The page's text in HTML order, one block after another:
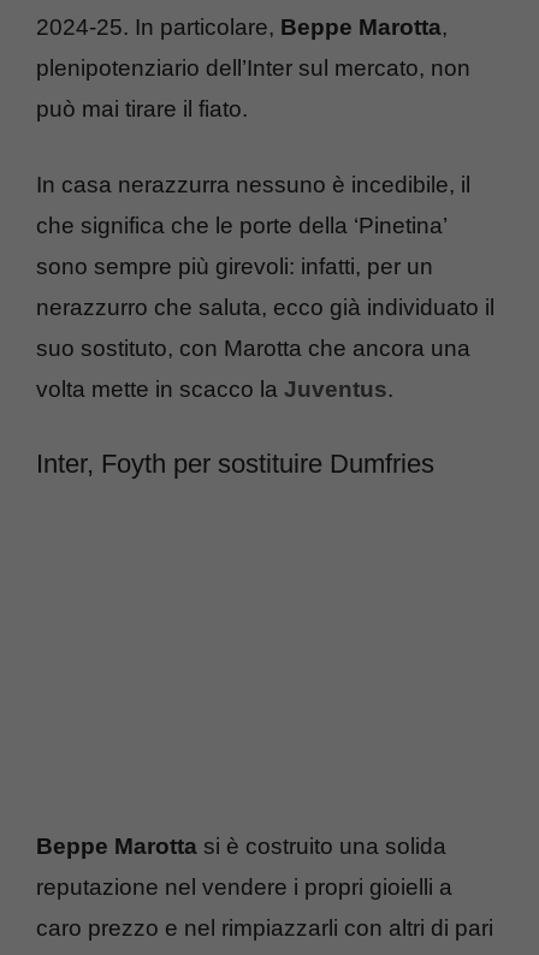
2024-25. In particolare, Beppe Marotta,
plenipotenziario dell’Inter sul mercato, non
può mai tirare il fiato.
In casa nerazzurra nessuno è incedibile, il
che significa che le porte della ‘Pinetina’
sono sempre più girevoli: infatti, per un
nerazzurro che saluta, ecco già individuato il
suo sostituto, con Marotta che ancora una
volta mette in scacco la Juventus.
Inter, Foyth per sostituire Dumfries
Beppe Marotta si è costruito una solida
reputazione nel vendere i propri gioielli a
caro prezzo e nel rimpiazzarli con altri di pari